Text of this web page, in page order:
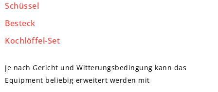
Schüssel
Besteck
Kochlöffel-Set
Je nach Gericht und Witterungsbedingung kann das
Equipment beliebig erweitert werden mit